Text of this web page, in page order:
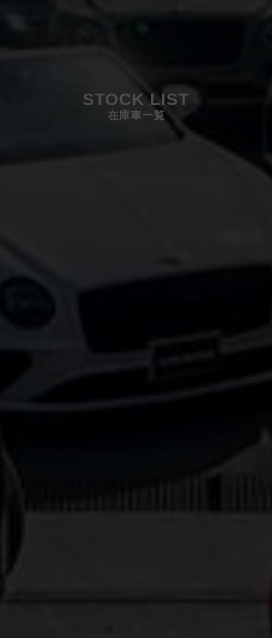
STOCK LIST
在庫車一覧